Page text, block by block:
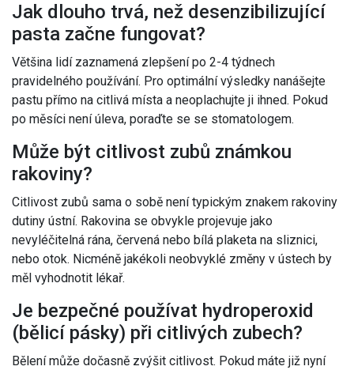
Jak dlouho trvá, než desenzibilizující
pasta začne fungovat?
Většina lidí zaznamená zlepšení po 2-4 týdnech
pravidelného používání. Pro optimální výsledky nanášejte
pastu přímo na citlivá místa a neoplachujte ji ihned. Pokud
po měsíci není úleva, poraďte se se stomatologem.
Může být citlivost zubů známkou
rakoviny?
Citlivost zubů sama o sobě není typickým znakem rakoviny
dutiny ústní. Rakovina se obvykle projevuje jako
nevyléčitelná rána, červená nebo bílá plaketa na sliznici,
nebo otok. Nicméně jakékoli neobvyklé změny v ústech by
měl vyhodnotit lékař.
Je bezpečné používat hydroperoxid
(bělicí pásky) při citlivých zubech?
Bělení může dočasně zvýšit citlivost. Pokud máte již nyní